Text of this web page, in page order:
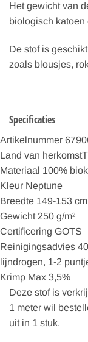
Het gewicht van
biologisch katoen
De stof is
zoals blousjes,
Specificaties
Artikelnummer
Land van
Materiaal 100%
Kleur Neptune
Breedte 149-153 cm
Gewicht 250 g/m²
Certificering GOTS
Reinigingsadvies
lijndrogen, 1-2
Krimp Max 3,5%
Deze stof is
1 meter wil
uit in 1 stuk.